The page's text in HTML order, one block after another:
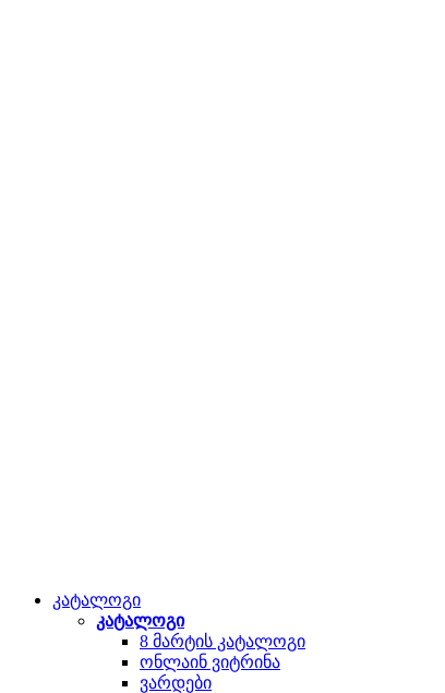
კატალოგი
კატალოგი
8 მარტის კატალოგი
ონლაინ ვიტრინა
ვარდები